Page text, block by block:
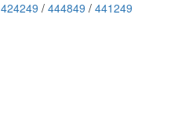
424249 / 444849 / 441249